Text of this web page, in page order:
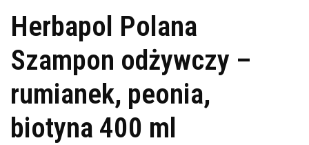
Herbapol Polana
Szampon odżywczy –
rumianek, peonia,
biotyna 400 ml